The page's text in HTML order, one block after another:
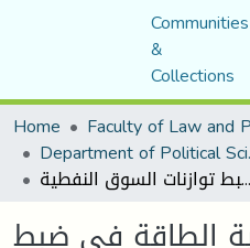
Communities
&
Collections
Home
دور دبلوماسية الطاقة في ضبط توازنات السوق النفطية
الطاقة في ضبط